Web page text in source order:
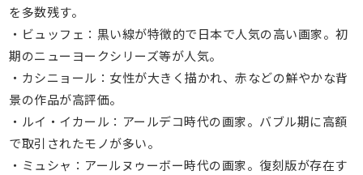
を多数残す。
・ビュッフェ：黒い線が特徴的で日本で人気の高い画家。初
期のニューヨークシリーズ等が人気。
・カシニョール：女性が大きく描かれ、赤などの鮮やかな背
景の作品が高評価。
・ルイ・イカール：アールデコ時代の画家。バブル期に高額
で取引されたモノが多い。
・ミュシャ：アールヌゥーボー時代の画家。復刻版が存在す